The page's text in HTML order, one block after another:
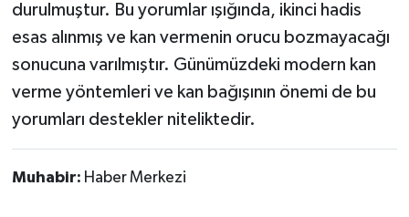
durulmuştur. Bu yorumlar ışığında, ikinci hadis
esas alınmış ve kan vermenin orucu bozmayacağı
sonucuna varılmıştır. Günümüzdeki modern kan
verme yöntemleri ve kan bağışının önemi de bu
yorumları destekler niteliktedir.
Muhabir: Haber Merkezi